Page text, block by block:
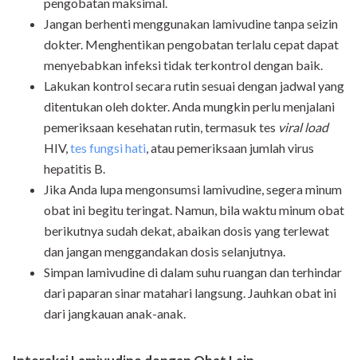
Jangan berhenti menggunakan lamivudine tanpa seizin
dokter. Menghentikan pengobatan terlalu cepat dapat
menyebabkan infeksi tidak terkontrol dengan baik.
Lakukan kontrol secara rutin sesuai dengan jadwal yang
ditentukan oleh dokter. Anda mungkin perlu menjalani
pemeriksaan kesehatan rutin, termasuk tes viral load
HIV, tes fungsi hati , atau pemeriksaan jumlah virus
hepatitis B.
Jika Anda lupa mengonsumsi lamivudine, segera minum
obat ini begitu teringat. Namun, bila waktu minum obat
berikutnya sudah dekat, abaikan dosis yang terlewat
dan jangan menggandakan dosis selanjutnya.
Simpan lamivudine di dalam suhu ruangan dan terhindar
dari paparan sinar matahari langsung. Jauhkan obat ini
dari jangkauan anak-anak.